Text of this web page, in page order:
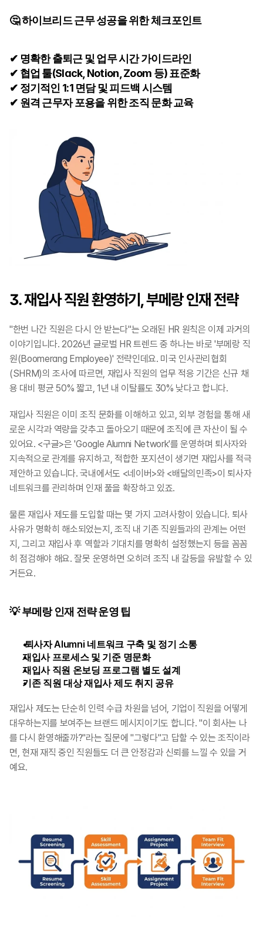
🤔 하이브리드 근무 성공을 위한 체크포인트
✔ 명확한 출퇴근 및 업무 시간 가이드라인
✔ 협업 툴(Slack, Notion, Zoom 등) 표준화
✔ 정기적인 1:1 면담 및 피드백 시스템
✔ 원격 근무자 포용을 위한 조직 문화 교육
3. 재입사 직원 환영하기, 부메랑 인재 전략
"한번 나간 직원은 다시 안 받는다"는 오래된 HR 원칙은 이제 과거의
이야기입니다. 2026년 글로벌 HR 트렌드 중 하나는 바로 '부메랑 직
원(Boomerang Employee)' 전략인데요. 미국 인사관리협회
(SHRM)의 조사에 따르면, 재입사 직원의 업무 적응 기간은 신규 채
용 대비 평균 50% 짧고, 1년 내 이탈률도 30% 낮다고 합니다.
재입사 직원은 이미 조직 문화를 이해하고 있고, 외부 경험을 통해 새
로운 시각과 역량을 갖추고 돌아오기 때문에 조직에 큰 자산이 될 수
있어요. <구글>은 'Google Alumni Network'를 운영하며 퇴사자와
지속적으로 관계를 유지하고, 적합한 포지션이 생기면 재입사를 적극
제안하고 있습니다. 국내에서도 <네이버>와 <배달의민족>이 퇴사자
네트워크를 관리하며 인재 풀을 확장하고 있죠.
물론 재입사 제도를 도입할 때는 몇 가지 고려사항이 있습니다. 퇴사
사유가 명확히 해소되었는지, 조직 내 기존 직원들과의 관계는 어떤
지, 그리고 재입사 후 역할과 기대치를 명확히 설정했는지 등을 꼼꼼
히 점검해야 해요. 잘못 운영하면 오히려 조직 내 갈등을 유발할 수 있
거든요.
💡 부메랑 인재 전략 운영 팁
퇴사자 Alumni 네트워크 구축 및 정기 소통
재입사 프로세스 및 기준 명문화
재입사 직원 온보딩 프로그램 별도 설계
기존 직원 대상 재입사 제도 취지 공유
재입사 제도는 단순히 인력 수급 차원을 넘어, 기업이 직원을 어떻게
대우하는지를 보여주는 브랜드 메시지이기도 합니다. "이 회사는 나
를 다시 환영해줄까?"라는 질문에 "그렇다"고 답할 수 있는 조직이라
면, 현재 재직 중인 직원들도 더 큰 안정감과 신뢰를 느낄 수 있을 거
예요.